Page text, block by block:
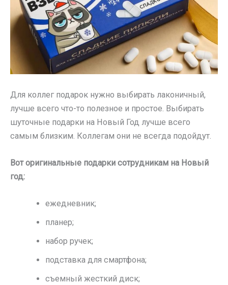
Для коллег подарок нужно выбирать лаконичный,
лучше всего что-то полезное и простое. Выбирать
шуточные подарки на Новый Год лучше всего
самым близким. Коллегам они не всегда подойдут.
Вот оригинальные подарки сотрудникам на Новый
год:
ежедневник;
планер;
набор ручек;
подставка для смартфона;
съемный жесткий диск;